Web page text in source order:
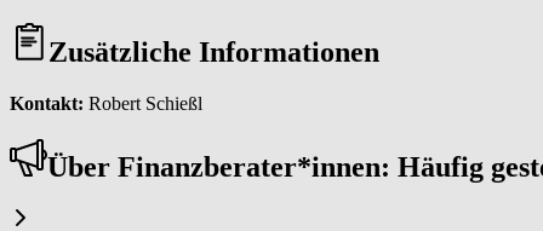
Zusätzliche Informationen
Kontakt: Robert Schießl
Über Fi­nanz­be­ra­ter*in­nen: Häufig